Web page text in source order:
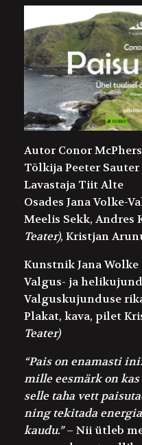
Autor Conor
TõlkijaPeeter Sauter
Lavastaja Tiit Alte
Osades Jana Volke-
Meelis Sekk,Andres
Teater), Kristjan
KunstnikJana Wolke
Valgus- ja
Valguskujunduse
Plakat, kava, pilet
Teater)
“Pais on enamasti
mille eesmärk on
selle taha vett
ning tekitada
kaudu.”– Nii ütleb